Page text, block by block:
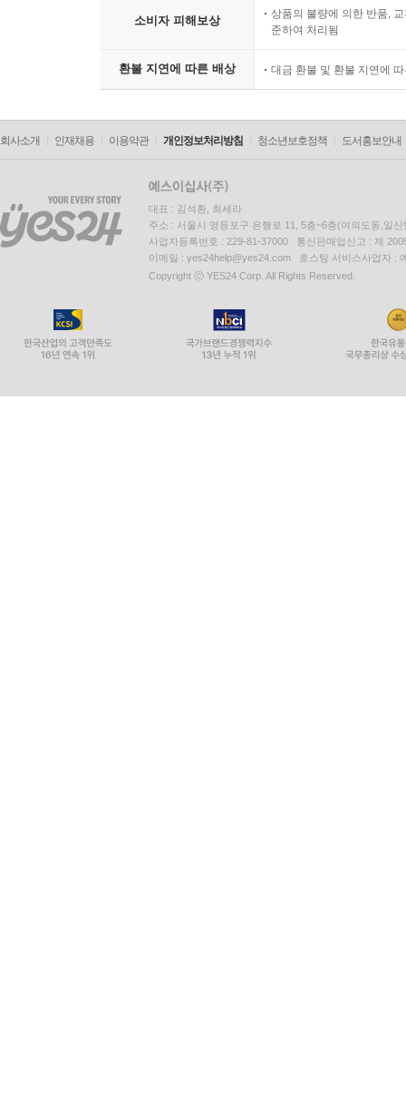
소비자 피해보상
상품의 불량에 의한 반품,
준하여 처리됨
환불 지연에 따른 배상 대금 환불 및 환불 지연에
회사소개 인재채용 이용약관 개인정보처리방침 청소년보호정책 도서홍보안내
대표 : 김석환, 최세라
주소 : 서울시 영등포구 은행로 11, 5층~6층(여의도동,일신
사업자등록번호 : 229-81-37000 통신판매업신고 : 제
이메일 : yes24help@yes24.com 호스팅 서비스사업자 :
Copyright ⓒ YES24 Corp. All Rights Reserved.